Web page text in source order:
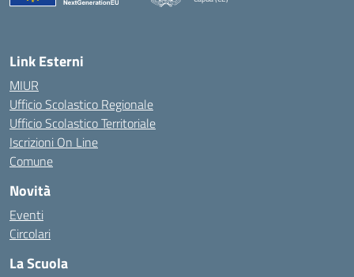
— Visita la pagina iniziale della scuola
Link Esterni
MIUR
Ufficio Scolastico Regionale
Ufficio Scolastico Territoriale
Iscrizioni On Line
Comune
Novità
Eventi
Circolari
La Scuola